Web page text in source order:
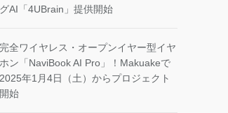
グAI「4UBrain」提供開始
完全ワイヤレス・オープンイヤー型イヤ
ホン「NaviBook AI Pro」！Makuakeで
2025年1月4日（土）からプロジェクト
開始